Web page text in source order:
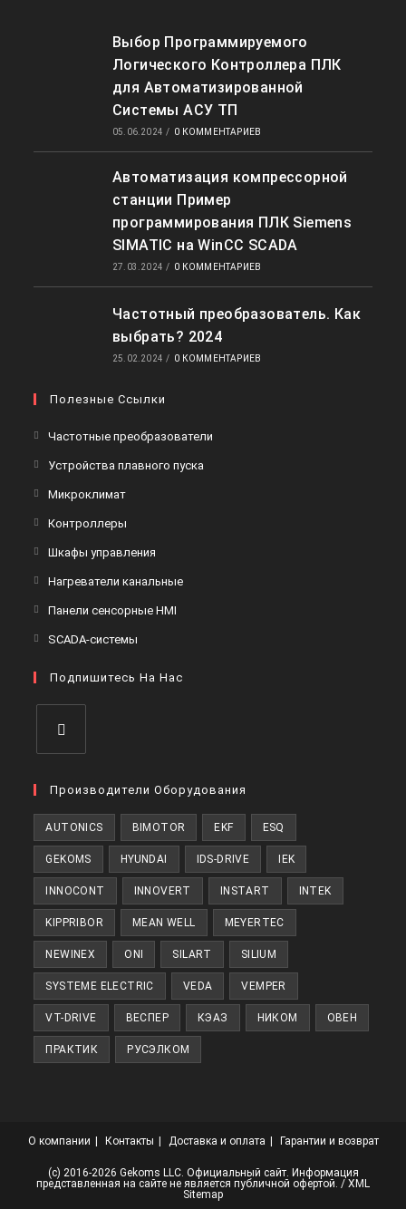
Выбор Программируемого
Логического Контроллера ПЛК
для Автоматизированной
Системы АСУ ТП
05.06.2024 / 0 КОММЕНТАРИЕВ
Автоматизация компрессорной
станции Пример
программирования ПЛК Siemens
SIMATIC на WinCC SCADA
27.03.2024 / 0 КОММЕНТАРИЕВ
Частотный преобразователь. Как
выбрать? 2024
25.02.2024 / 0 КОММЕНТАРИЕВ
Полезные Ссылки
Частотные преобразователи
Устройства плавного пуска
МикроклиматОткроется
вкладке
Контроллеры
вкладке
Шкафы управления
вкладке
Нагреватели канальныеОткроется
Панели сенсорные HMI
вкладке
SCADA-системы
новой
Подпишитесь На Нас
в
вкладке
Производители Оборудования
AUTONICS BIMOTOR EKF ESQ
GEKOMS HYUNDAI IDS-DRIVE IEK
INNOCONT INNOVERT INSTART INTEK
KIPPRIBOR MEAN WELL MEYERTEC
NEWINEX ONI SILART SILIUM
SYSTEME ELECTRIC VEDA VEMPER
VT-DRIVE ВЕСПЕР КЭАЗ НИКОМ ОВЕН
ПРАКТИК РУСЭЛКОМ
О компании Контакты Доставка и оплата Гарантии и возврат
(с) 2016-2026 Gekoms LLC. Официальный сайт. Информация
представленная на сайте не является публичной офертой. / XML
Sitemap